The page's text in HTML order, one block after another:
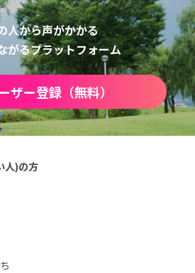
人から声がかかる
がるプラットフォーム
ザー登録（無料）
人)の方